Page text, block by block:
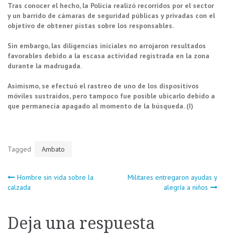
Tras conocer el hecho, la Policía realizó recorridos por el sector
y un barrido de cámaras de seguridad públicas y privadas con el
objetivo de obtener pistas sobre los responsables.
Sin embargo, las diligencias iniciales no arrojaron resultados
favorables debido a la escasa actividad registrada en la zona
durante la madrugada.
Asimismo, se efectuó el rastreo de uno de los dispositivos
móviles sustraídos, pero tampoco fue posible ubicarlo debido a
que permanecía apagado al momento de la búsqueda. (I)
Tagged Ambato
Navegación
entradas
Hombre sin vida sobre la
calzada
Militares entregaron ayudas y
alegría a niños
Deja una respuesta